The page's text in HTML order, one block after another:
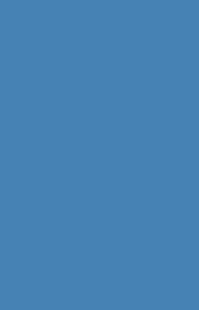
közben is
ellenünk vannak,
A másik kettő
Arra jutottunk,
nagyon kalandos
akartunk venni,
hatalmas
nagy szikla
A harmadik
Gondoltuk, míg
Hát, ide nem
(Fun fact: egy